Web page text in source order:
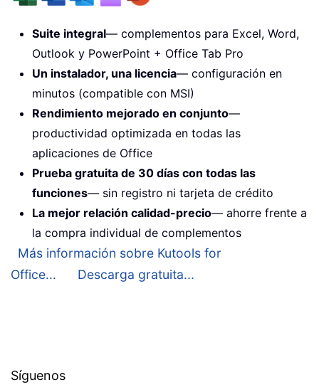
Suite integral— complementos para Excel, Word,
Outlook y PowerPoint + Office Tab Pro
Un instalador, una licencia— configuración en
minutos (compatible con MSI)
Rendimiento mejorado en conjunto—
productividad optimizada en todas las
aplicaciones de Office
Prueba gratuita de 30 días con todas las
funciones— sin registro ni tarjeta de crédito
La mejor relación calidad-precio— ahorre frente a
la compra individual de complementos
Más información sobre Kutools for
Office...
Descarga gratuita...
Síguenos